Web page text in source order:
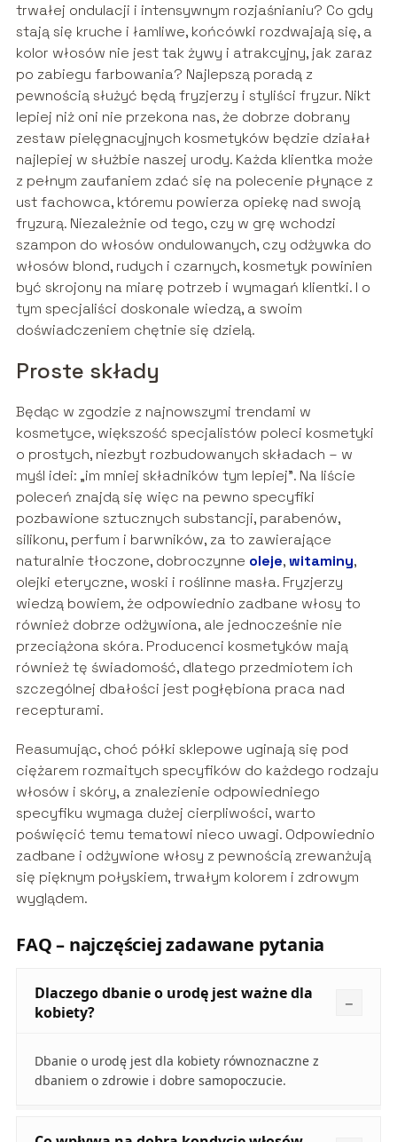
trwałej ondulacji i intensywnym rozjaśnianiu? Co gdy
stają się kruche i łamliwe, końcówki rozdwajają się, a
kolor włosów nie jest tak żywy i atrakcyjny, jak zaraz
po zabiegu farbowania? Najlepszą poradą z
pewnością służyć będą fryzjerzy i styliści fryzur. Nikt
lepiej niż oni nie przekona nas, że dobrze dobrany
zestaw pielęgnacyjnych kosmetyków będzie działał
najlepiej w służbie naszej urody. Każda klientka może
z pełnym zaufaniem zdać się na polecenie płynące z
ust fachowca, któremu powierza opiekę nad swoją
fryzurą. Niezależnie od tego, czy w grę wchodzi
szampon do włosów ondulowanych, czy odżywka do
włosów blond, rudych i czarnych, kosmetyk powinien
być skrojony na miarę potrzeb i wymagań klientki. I o
tym specjaliści doskonale wiedzą, a swoim
doświadczeniem chętnie się dzielą.
Proste składy
Będąc w zgodzie z najnowszymi trendami w
kosmetyce, większość specjalistów poleci kosmetyki
o prostych, niezbyt rozbudowanych składach – w
myśl idei: „im mniej składników tym lepiej”. Na liście
poleceń znajdą się więc na pewno specyfiki
pozbawione sztucznych substancji, parabenów,
silikonu, perfum i barwników, za to zawierające
naturalnie tłoczone, dobroczynne oleje,witaminy,
olejki eteryczne, woski i roślinne masła. Fryzjerzy
wiedzą bowiem, że odpowiednio zadbane włosy to
również dobrze odżywiona, ale jednocześnie nie
przeciążona skóra. Producenci kosmetyków mają
również tę świadomość, dlatego przedmiotem ich
szczególnej dbałości jest pogłębiona praca nad
recepturami.
Reasumując, choć półki sklepowe uginają się pod
ciężarem rozmaitych specyfików do każdego rodzaju
włosów i skóry, a znalezienie odpowiedniego
specyfiku wymaga dużej cierpliwości, warto
poświęcić temu tematowi nieco uwagi. Odpowiednio
zadbane i odżywione włosy z pewnością zrewanżują
się pięknym połyskiem, trwałym kolorem i zdrowym
wyglądem.
FAQ – najczęściej zadawane pytania
Dlaczego dbanie o urodę jest ważne dla
kobiety?
Dbanie o urodę jest dla kobiety równoznaczne z
dbaniem o zdrowie i dobre samopoczucie.